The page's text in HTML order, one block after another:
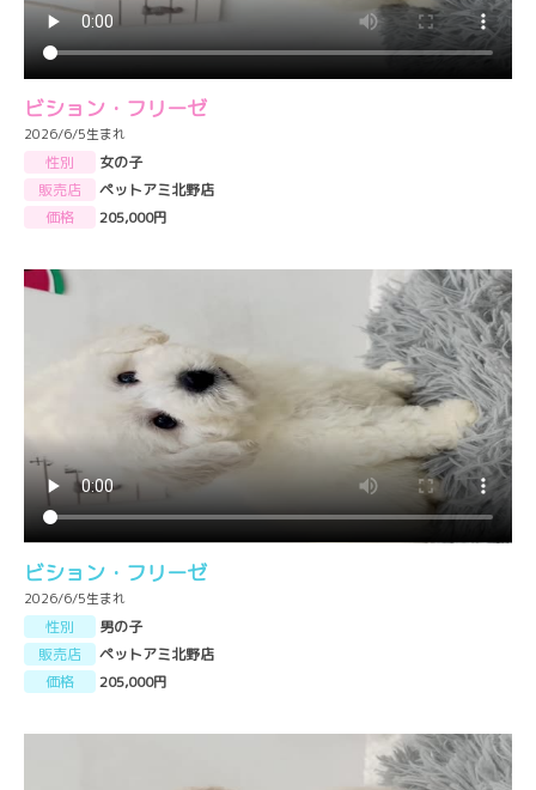
ビション・フリーゼ
2026/6/5生まれ
性別
女の子
販売店
ペットアミ北野店
価格
205,000円
ビション・フリーゼ
2026/6/5生まれ
性別
男の子
販売店
ペットアミ北野店
価格
205,000円